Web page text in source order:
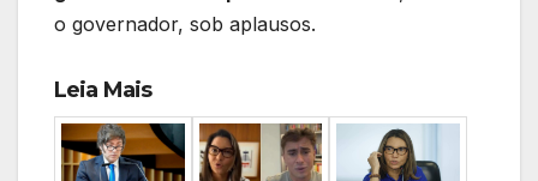
o governador, sob aplausos.
Leia Mais